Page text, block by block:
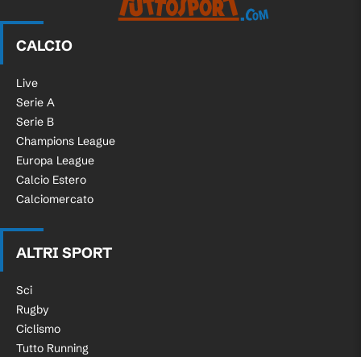
CALCIO
Live
Serie A
Serie B
Champions League
Europa League
Calcio Estero
Calciomercato
ALTRI SPORT
Sci
Rugby
Ciclismo
Tutto Running